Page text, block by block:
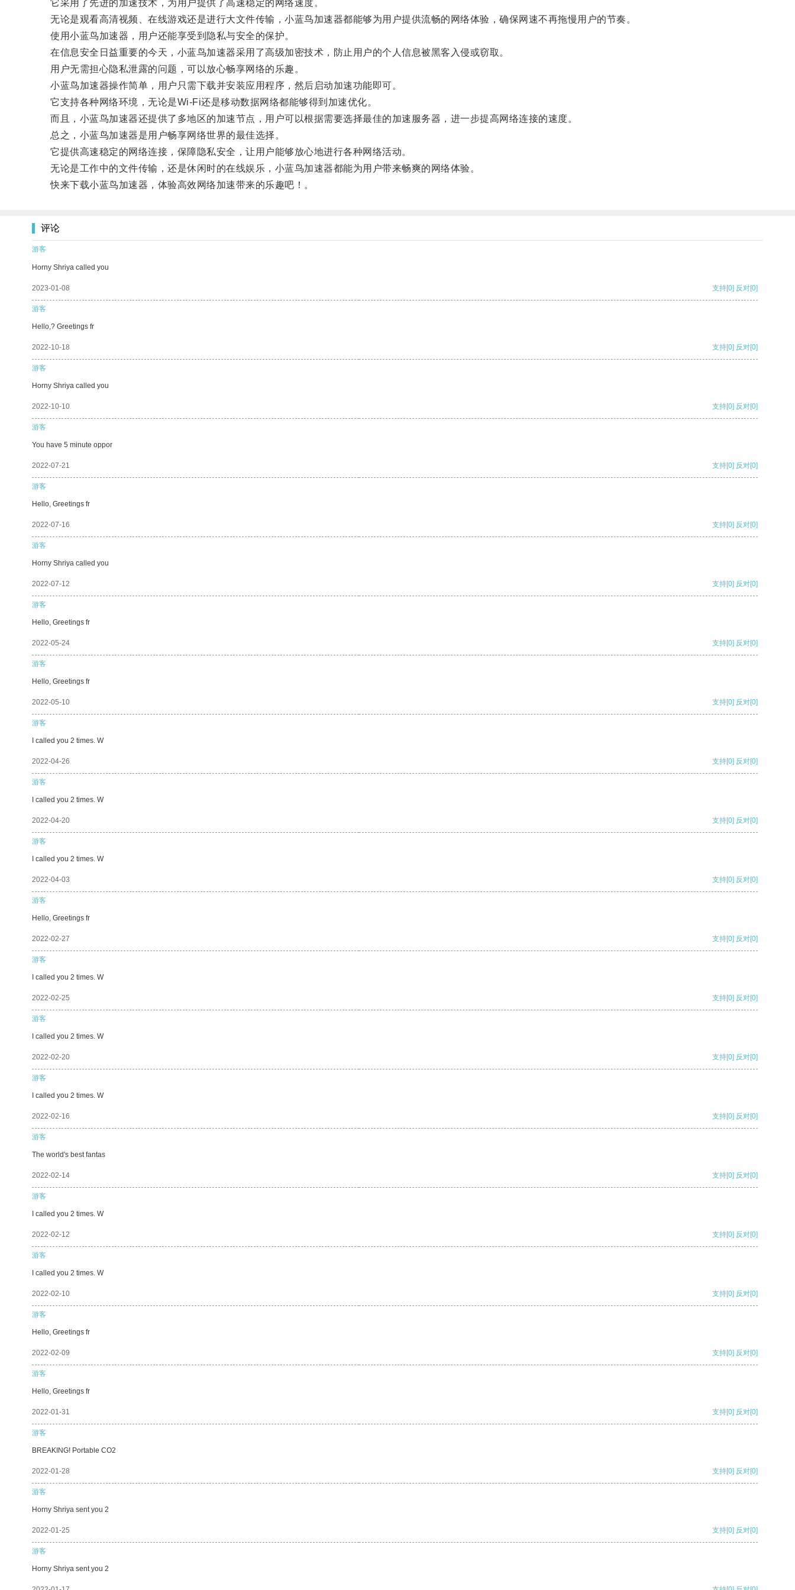
它采用了先进的加速技术，为用户提供了高速稳定的网络速度。
无论是观看高清视频、在线游戏还是进行大文件传输，小蓝鸟加速器都能够为用户提供流畅的网络体验，确保网速不再拖慢用户的节奏。
使用小蓝鸟加速器，用户还能享受到隐私与安全的保护。
在信息安全日益重要的今天，小蓝鸟加速器采用了高级加密技术，防止用户的个人信息被黑客入侵或窃取。
用户无需担心隐私泄露的问题，可以放心畅享网络的乐趣。
小蓝鸟加速器操作简单，用户只需下载并安装应用程序，然后启动加速功能即可。
它支持各种网络环境，无论是Wi-Fi还是移动数据网络都能够得到加速优化。
而且，小蓝鸟加速器还提供了多地区的加速节点，用户可以根据需要选择最佳的加速服务器，进一步提高网络连接的速度。
总之，小蓝鸟加速器是用户畅享网络世界的最佳选择。
它提供高速稳定的网络连接，保障隐私安全，让用户能够放心地进行各种网络活动。
无论是工作中的文件传输，还是休闲时的在线娱乐，小蓝鸟加速器都能为用户带来畅爽的网络体验。
快来下载小蓝鸟加速器，体验高效网络加速带来的乐趣吧！。
评论
游客
Horny Shriya called you
2023-01-08 支持[0] 反对[0]
游客
Hello,? Greetings fr
2022-10-18 支持[0] 反对[0]
游客
Horny Shriya called you
2022-10-10 支持[0] 反对[0]
游客
You have 5 minute oppor
2022-07-21 支持[0] 反对[0]
游客
Hello, Greetings fr
2022-07-16 支持[0] 反对[0]
游客
Horny Shriya called you
2022-07-12 支持[0] 反对[0]
游客
Hello, Greetings fr
2022-05-24 支持[0] 反对[0]
游客
Hello, Greetings fr
2022-05-10 支持[0] 反对[0]
游客
I called you 2 times. W
2022-04-26 支持[0] 反对[0]
游客
I called you 2 times. W
2022-04-20 支持[0] 反对[0]
游客
I called you 2 times. W
2022-04-03 支持[0] 反对[0]
游客
Hello, Greetings fr
2022-02-27 支持[0] 反对[0]
游客
I called you 2 times. W
2022-02-25 支持[0] 反对[0]
游客
I called you 2 times. W
2022-02-20 支持[0] 反对[0]
游客
I called you 2 times. W
2022-02-16 支持[0] 反对[0]
游客
The world's best fantas
2022-02-14 支持[0] 反对[0]
游客
I called you 2 times. W
2022-02-12 支持[0] 反对[0]
游客
I called you 2 times. W
2022-02-10 支持[0] 反对[0]
游客
Hello, Greetings fr
2022-02-09 支持[0] 反对[0]
游客
Hello, Greetings fr
2022-01-31 支持[0] 反对[0]
游客
BREAKING! Portable CO2
2022-01-28 支持[0] 反对[0]
游客
Horny Shriya sent you 2
2022-01-25 支持[0] 反对[0]
游客
Horny Shriya sent you 2